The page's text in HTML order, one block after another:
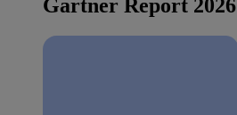
Gartner Report 2026